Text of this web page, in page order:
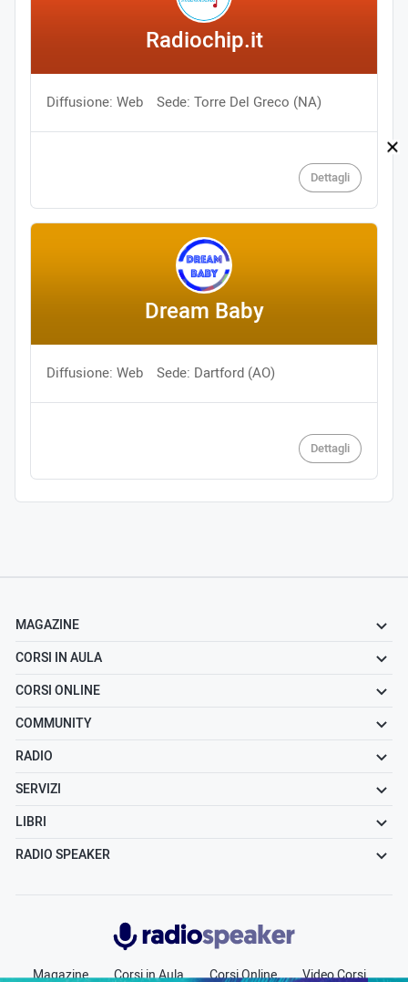
Radiochip.it
Diffusione: Web Sede: Torre Del Greco (NA)
Dettagli
Dream Baby
Diffusione: Web Sede: Dartford (AO)
Dettagli
MAGAZINE
CORSI IN AULA
CORSI ONLINE
COMMUNITY
RADIO
SERVIZI
LIBRI
RADIO SPEAKER
Radiospeaker.it
Magazine Corsi in Aula Corsi Online Video Corsi